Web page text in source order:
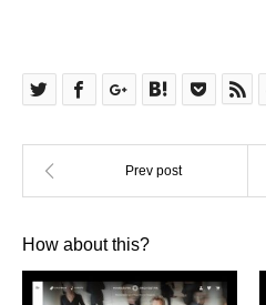
How about this?